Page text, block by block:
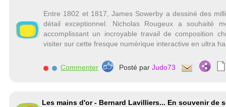
Entre 1802 et 1817, James Sowerby a dessiné des
détail exceptionnel. Nicholas Rougeux a souhaité
accomplissant un incroyable travail de composition
visiter sur cette fresque numérique interactive en ultra
Commenter Posté par Judo73
Les mains d'or - Bernard Lavilliers... En souvenir de